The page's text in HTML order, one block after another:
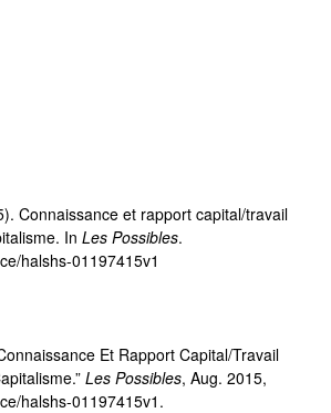
Connaissance et rapport capital/travail
In Les Possibles.
halshs-01197415v1
Et Rapport Capital/Travail
Les Possibles, Aug. 2015,
halshs-01197415v1.